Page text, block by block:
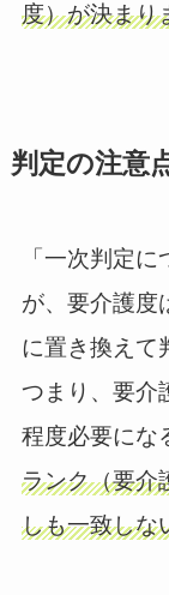
度）が決まり
判定の注意
「一次判定
が、要介護度
に置き換えて
つまり、要介
程度必要にな
ランク（要介
しも一致しな